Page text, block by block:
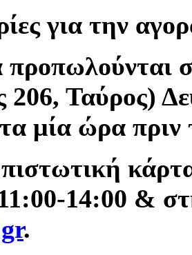
για την
προπωλούνται
206, Ταύρος)
μία ώρα
14:00 &
.